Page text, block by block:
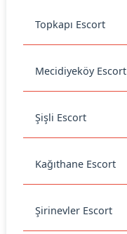
Topkapı Escort
Mecidiyeköy Escort
Şişli Escort
Kağıthane Escort
Şirinevler Escort